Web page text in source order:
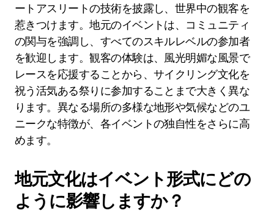
ートアスリートの技術を披露し、世界中の観客を
惹きつけます。地元のイベントは、コミュニティ
の関与を強調し、すべてのスキルレベルの参加者
を歓迎します。観客の体験は、風光明媚な風景で
レースを応援することから、サイクリング文化を
祝う活気ある祭りに参加することまで大きく異な
ります。異なる場所の多様な地形や気候などのユ
ニークな特徴が、各イベントの独自性をさらに高
めます。
地元文化はイベント形式にどの
ように影響しますか？